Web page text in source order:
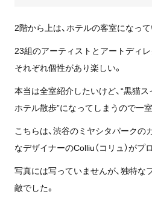
2階から上は、ホテルの客室になって
23組のアーティストとアートディレ
それぞれ個性があり楽しい。
本当は全室紹介したいけど、“黒猫
ホテル散歩”になってしまうので一室
こちらは、渋谷のミヤシタパークの
なデザイナーのColliu（コリュ）がプ
写真には写っていませんが、独特
敵でした。